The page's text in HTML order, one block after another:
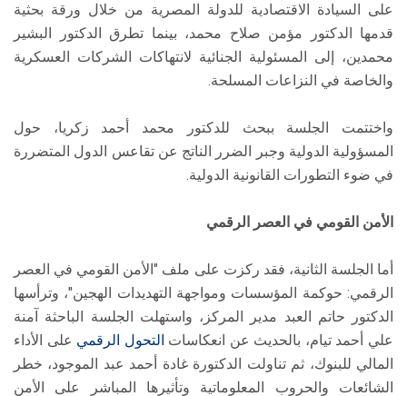
على السيادة الاقتصادية للدولة المصرية من خلال ورقة بحثية
قدمها الدكتور مؤمن صلاح محمد، بينما تطرق الدكتور البشير
محمدين، إلى المسئولية الجنائية لانتهاكات الشركات العسكرية
والخاصة في النزاعات المسلحة.
واختتمت الجلسة ببحث للدكتور محمد أحمد زكريا، حول
المسؤولية الدولية وجبر الضرر الناتج عن تقاعس الدول المتضررة
في ضوء التطورات القانونية الدولية.
الأمن القومي في العصر الرقمي
أما الجلسة الثانية، فقد ركزت على ملف "الأمن القومي في العصر
الرقمي: حوكمة المؤسسات ومواجهة التهديدات الهجين"، وترأسها
الدكتور حاتم العبد مدير المركز، واستهلت الجلسة الباحثة آمنة
علي أحمد تيام، بالحديث عن انعكاسات التحول الرقمي على الأداء
المالي للبنوك، ثم تناولت الدكتورة غادة أحمد عبد الموجود، خطر
الشائعات والحروب المعلوماتية وتأثيرها المباشر على الأمن